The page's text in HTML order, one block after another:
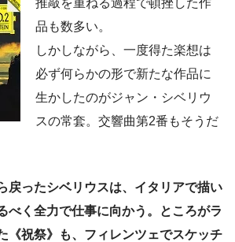
品も数多い。
しかしながら、一度得た楽想は
必ず何らかの形で新たな作品に
生かしたのがジャン・シベリウ
スの常套。交響曲第2番もそうだ
戻ったシベリウスは、イタリアで描い
べく全力で仕事に向かう。ところがラ
《祝祭》も、フィレンツェでスケッチ